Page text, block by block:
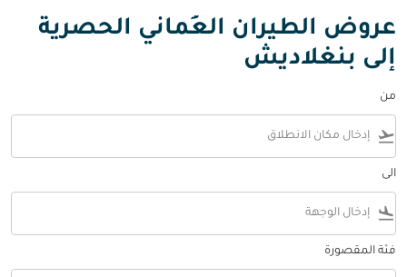
عروض الطيران العُماني الحصرية
إلى بنغلاديش
من
flight_takeoff
الى
flight_land
فئة المقصورة